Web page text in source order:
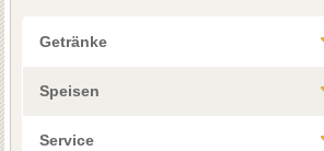
Getränke
Speisen
Service